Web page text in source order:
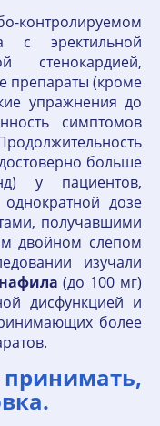
с эректильной
стенокардией,
препараты (кроме
упражнения до
симптомов
больше
у пациентов,
дозе
получавшими
двойном слепом
изучали
(до 100 мг)
дисфункцией и
более